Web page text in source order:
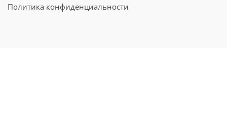
Политика конфиденциальности